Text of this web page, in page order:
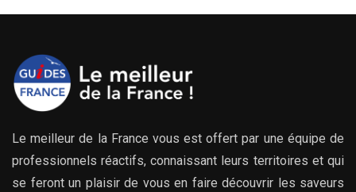
Le meilleur de la France vous est offert par une équipe de
professionnels réactifs, connaissant leurs territoires et qui
se feront un plaisir de vous en faire découvrir les saveurs